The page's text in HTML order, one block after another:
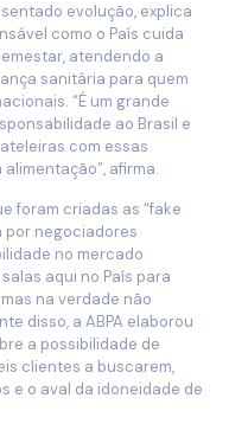
evolução, explica
como o País cuida
atendendo a
sanitária para quem
“É um grande
ao Brasil e
com essas
afirma.
foram criadas as “fake
por negociadores
no mercado
aqui no País para
na verdade não
disso, a ABPA elaborou
a possibilidade de
clientes a buscarem,
e o aval da idoneidade de